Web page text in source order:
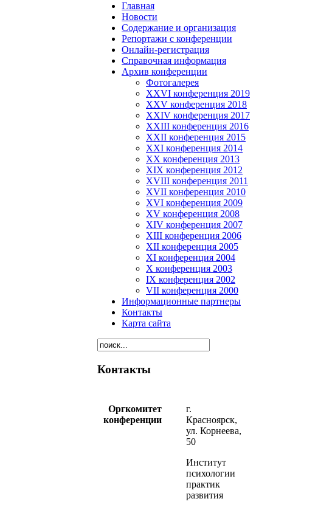
Главная
Новости
Содержание и организация
Репортажи с конференции
Онлайн-регистрация
Справочная информация
Архив конференции
Фотогалерея
XXVI конференция 2019
XXV конференция 2018
XXIV конференция 2017
XXIII конференция 2016
XXII конференция 2015
XXI конференция 2014
XX конференция 2013
XIX конференция 2012
XVIII конференция 2011
XVII конференция 2010
XVI конференция 2009
XV конференция 2008
XIV конференция 2007
XIII конференция 2006
XII конференция 2005
XI конференция 2004
X конференция 2003
IX конференция 2002
VII конференция 2000
Информационные партнеры
Контакты
Карта сайта
Контакты
Оргкомитет
конференции
г.
Красноярск,
ул. Корнеева,
50
Институт
психологии
практик
развития